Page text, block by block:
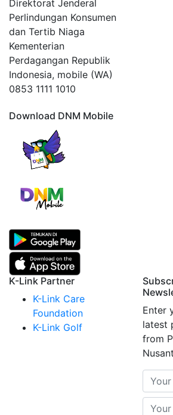
Direktorat Jenderal
Perlindungan Konsumen
dan Tertib Niaga
Kementerian
Perdagangan Republik
Indonesia, mobile (WA)
0853 1111 1010
Download DNM Mobile
K-Link Partner
K-Link Care
Foundation
K-Link Golf
Enter
latest
from